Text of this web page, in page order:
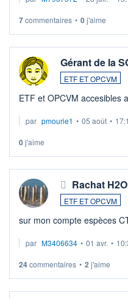
7commentaires • 0j'aime
Gérant de la
ETF ET OPCVM
ETF et OPCVM
par pmourie1 • 05 août •
0j'aime
Rachat
ETF ET OPCVM
sur mon compte espèces
par M3406634 • 01 avr. •
24commentaires • 2 j'aime